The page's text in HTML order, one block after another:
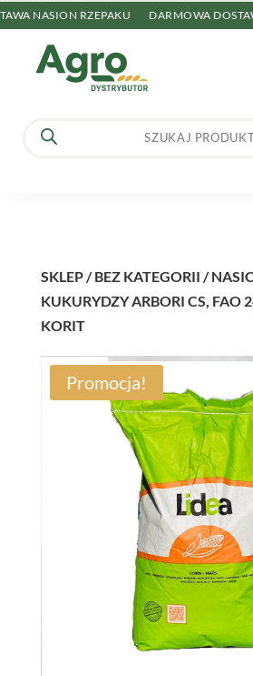
NASION RZEPAKU DARMOWA
Wyszukiwarka
produktów
SKLEP/BEZ KATEGORII /
KUKURYDZY ARBORI CS, FAO
KORIT
Promocja!